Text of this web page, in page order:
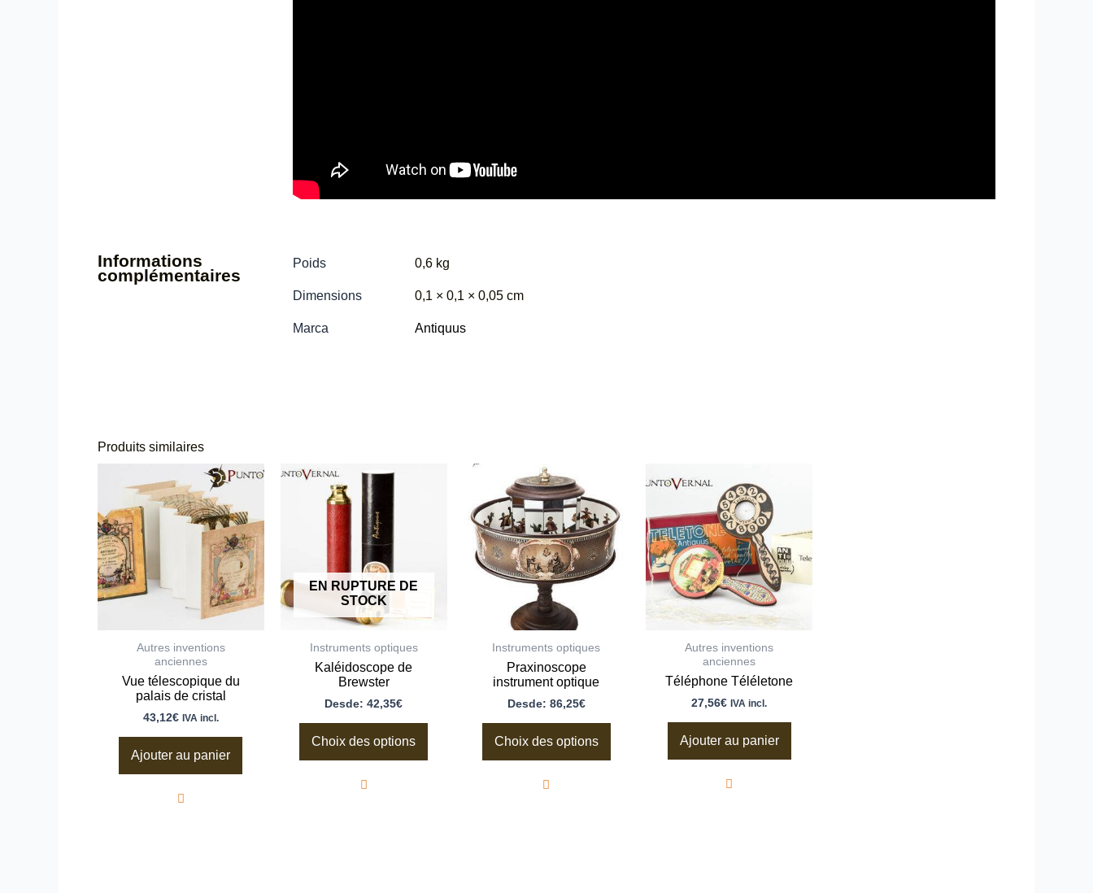
Informations
complémentaires
Poids 0,6 kg
Dimensions 0,1 × 0,1 × 0,05 cm
Marca Antiquus
Produits similaires
Autres inventions
anciennes
Vue télescopique du
palais de cristal
43,12€ IVA incl.
Ajouter au panier
EN RUPTURE DE
STOCK
Instruments optiques
Kaléidoscope de
Brewster
Desde:42,35€
Choix des options
plusieurs
variations.
sur
Instruments optiques
Praxinoscope
instrument optique
Desde: 86,25€
Choix des options
produit
plusieurs
variations.
Les
options
peuvent
Autres inventions
anciennes
Téléphone Téléletone
27,56€ IVA incl.
Ajouter au panier